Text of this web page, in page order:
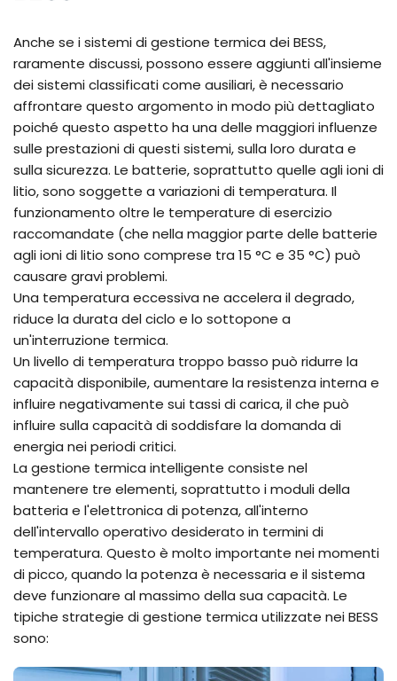
Anche se i sistemi di gestione termica dei BESS,
raramente discussi, possono essere aggiunti all'insieme
dei sistemi classificati come ausiliari, è necessario
affrontare questo argomento in modo più dettagliato
poiché questo aspetto ha una delle maggiori influenze
sulle prestazioni di questi sistemi, sulla loro durata e
sulla sicurezza. Le batterie, soprattutto quelle agli ioni di
litio, sono soggette a variazioni di temperatura. Il
funzionamento oltre le temperature di esercizio
raccomandate (che nella maggior parte delle batterie
agli ioni di litio sono comprese tra 15 °C e 35 °C) può
causare gravi problemi.
Una temperatura eccessiva ne accelera il degrado,
riduce la durata del ciclo e lo sottopone a
un'interruzione termica.
Un livello di temperatura troppo basso può ridurre la
capacità disponibile, aumentare la resistenza interna e
influire negativamente sui tassi di carica, il che può
influire sulla capacità di soddisfare la domanda di
energia nei periodi critici.
La gestione termica intelligente consiste nel
mantenere tre elementi, soprattutto i moduli della
batteria e l'elettronica di potenza, all'interno
dell'intervallo operativo desiderato in termini di
temperatura. Questo è molto importante nei momenti
di picco, quando la potenza è necessaria e il sistema
deve funzionare al massimo della sua capacità. Le
tipiche strategie di gestione termica utilizzate nei BESS
sono: